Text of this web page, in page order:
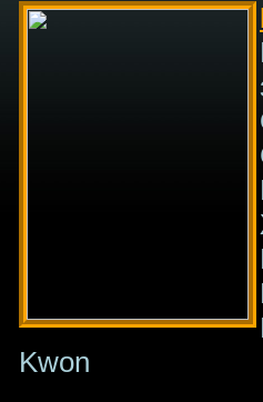
Kwon